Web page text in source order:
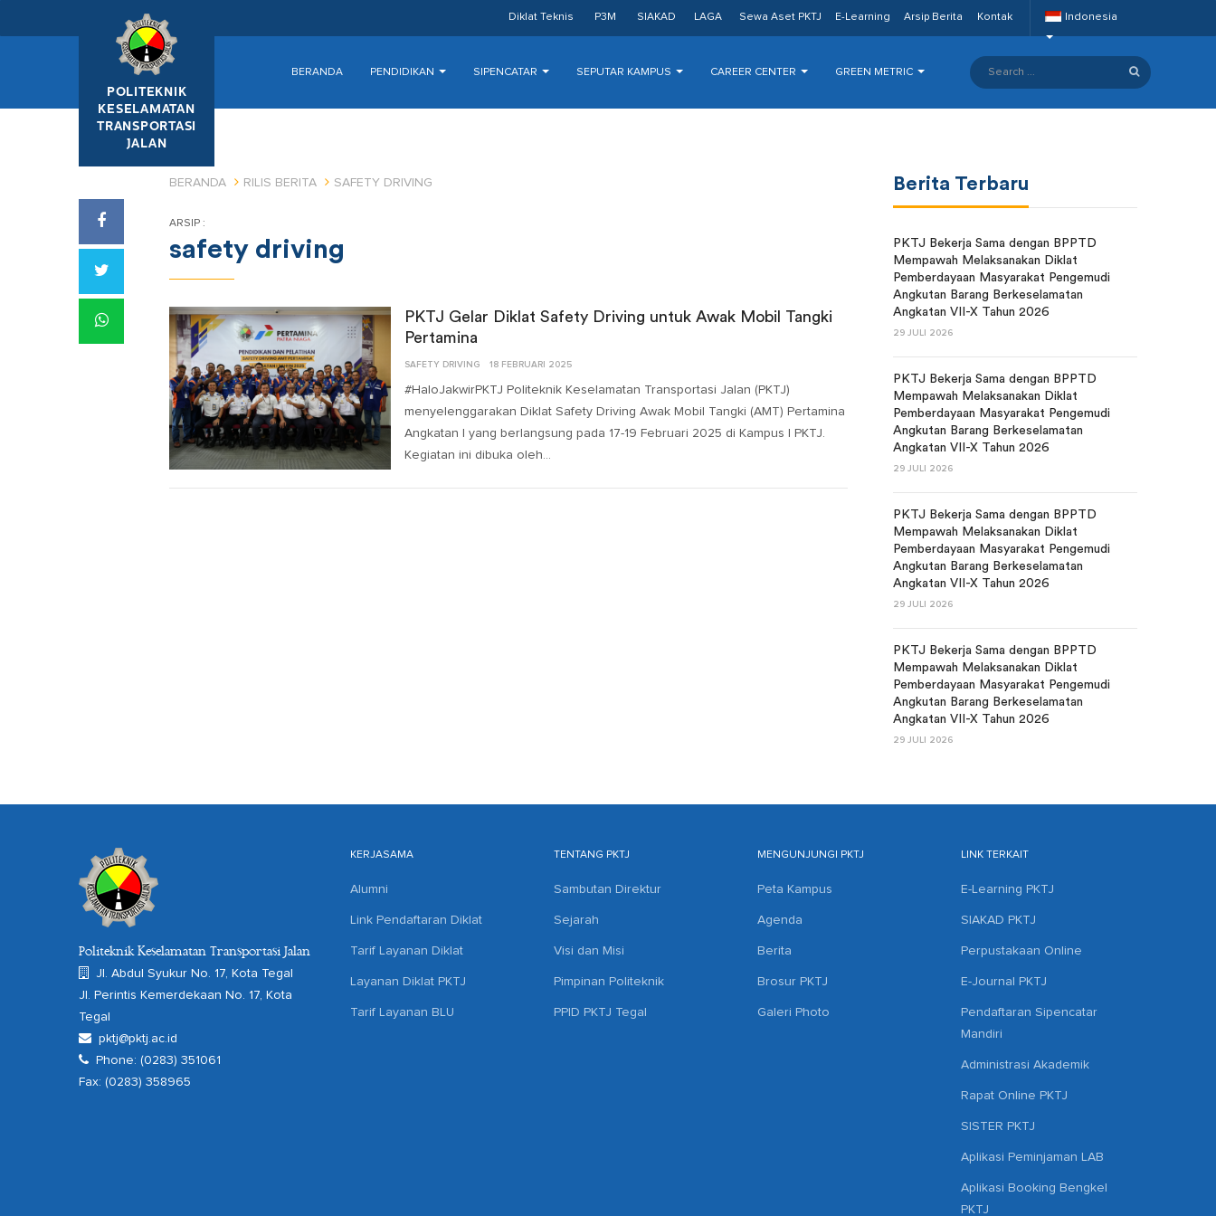
Diklat Teknis P3M SIAKAD LAGA Sewa Aset PKTJ E-Learning Arsip Berita Kontak Indonesia
POLITEKNIK
KESELAMATAN
TRANSPORTASI
JALAN
BERANDA PENDIDIKAN SIPENCATAR SEPUTAR KAMPUS CAREER CENTER GREEN METRIC
BERANDA RILIS BERITA SAFETY DRIVING
ARSIP :
safety driving
PKTJ Gelar Diklat Safety Driving untuk Awak Mobil Tangki
Pertamina
SAFETY DRIVING 18 FEBRUARI 2025
#HaloJakwirPKTJ Politeknik Keselamatan Transportasi Jalan (PKTJ)
menyelenggarakan Diklat Safety Driving Awak Mobil Tangki (AMT) Pertamina
Angkatan I yang berlangsung pada 17-19 Februari 2025 di Kampus I PKTJ.
Kegiatan ini dibuka oleh…
Berita Terbaru
PKTJ Bekerja Sama dengan BPPTD
Mempawah Melaksanakan Diklat
Pemberdayaan Masyarakat Pengemudi
Angkutan Barang Berkeselamatan
Angkatan VII-X Tahun 2026
29 JULI 2026
PKTJ Bekerja Sama dengan BPPTD
Mempawah Melaksanakan Diklat
Pemberdayaan Masyarakat Pengemudi
Angkutan Barang Berkeselamatan
Angkatan VII-X Tahun 2026
29 JULI 2026
PKTJ Bekerja Sama dengan BPPTD
Mempawah Melaksanakan Diklat
Pemberdayaan Masyarakat Pengemudi
Angkutan Barang Berkeselamatan
Angkatan VII-X Tahun 2026
29 JULI 2026
PKTJ Bekerja Sama dengan BPPTD
Mempawah Melaksanakan Diklat
Pemberdayaan Masyarakat Pengemudi
Angkutan Barang Berkeselamatan
Angkatan VII-X Tahun 2026
29 JULI 2026
Politeknik Keselamatan Transportasi Jalan
Jl. Abdul Syukur No. 17, Kota Tegal
Jl. Perintis Kemerdekaan No. 17, Kota
Tegal
pktj@pktj.ac.id
Phone: (0283) 351061
Fax: (0283) 358965
KERJASAMA
Alumni
Link Pendaftaran Diklat
Tarif Layanan Diklat
Layanan Diklat PKTJ
Tarif Layanan BLU
TENTANG PKTJ
Sambutan Direktur
Sejarah
Visi dan Misi
Pimpinan Politeknik
PPID PKTJ Tegal
MENGUNJUNGI PKTJ
Peta Kampus
Agenda
Berita
Brosur PKTJ
Galeri Photo
LINK TERKAIT
E-Learning PKTJ
SIAKAD PKTJ
Perpustakaan Online
E-Journal PKTJ
Pendaftaran Sipencatar
Mandiri
Administrasi Akademik
Rapat Online PKTJ
SISTER PKTJ
Aplikasi Peminjaman LAB
Aplikasi Booking Bengkel
PKTJ